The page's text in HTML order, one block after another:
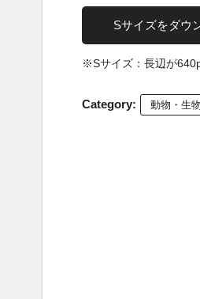
Sサイズをダウ
※Sサイズ：長辺が
Category: 動物・生物